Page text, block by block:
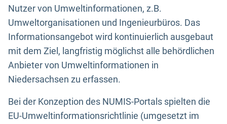
Nutzer von Umweltinformationen, z.B.
Umweltorganisationen und Ingenieurbüros. Das
Informationsangebot wird kontinuierlich ausgebaut
mit dem Ziel, langfristig möglichst alle behördlichen
Anbieter von Umweltinformationen in
Niedersachsen zu erfassen.
Bei der Konzeption des NUMIS-Portals spielten die
EU-Umweltinformationsrichtlinie (umgesetzt im